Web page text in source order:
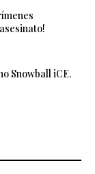
Snowball iCE.